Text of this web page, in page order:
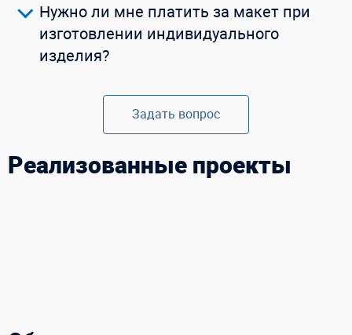
Нужно ли мне платить за макет при
изготовлении индивидуального
изделия?
Задать вопрос
Реализованные проекты